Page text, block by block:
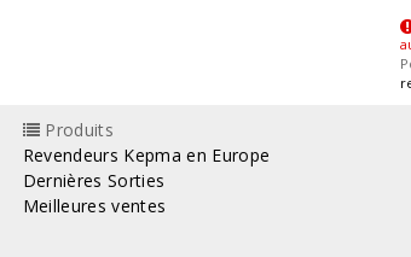
Produits
Revendeurs Kepma en Europe
Dernières Sorties
Meilleures ventes